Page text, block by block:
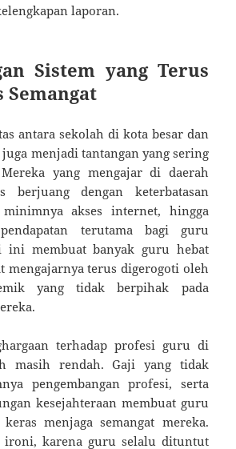
laporan.
Sistem yang Terus
Semangat
antara sekolah di kota besar dan
menjadi tantangan yang sering
yang mengajar di daerah
berjuang dengan keterbatasan
akses internet, hingga
terutama bagi guru
ini membuat banyak guru hebat
mengajarnya terus digerogoti oleh
yang tidak berpihak pada
terhadap profesi guru di
masih rendah. Gaji yang tidak
pengembangan profesi, serta
kesejahteraan membuat guru
menjaga semangat mereka.
karena guru selalu dituntut